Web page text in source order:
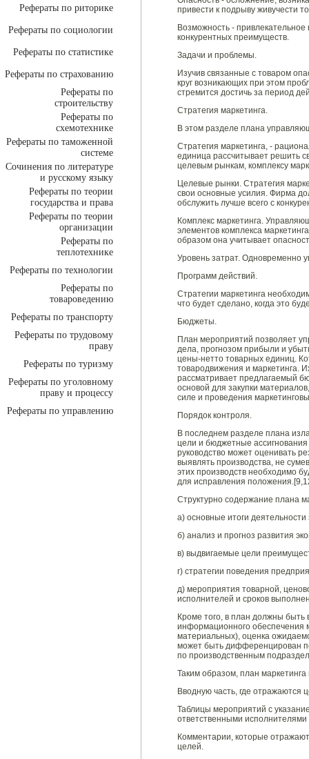
Рефераты по риторике
Рефераты по социологии
Рефераты по статистике
Рефераты по страхованию
Рефераты по
строительству
Рефераты по
схемотехнике
Рефераты по таможенной
системе
Сочинения по литературе
и русскому языку
Рефераты по теории
государства и права
Рефераты по теории
организации
Рефераты по
теплотехнике
Рефераты по технологии
Рефераты по
товароведению
Рефераты по транспорту
Рефераты по трудовому
праву
Рефераты по туризму
Рефераты по уголовному
праву и процессу
Рефераты по управлению
привести к подрыву живучести
Возможность -
конкурентных преимуществ.
Задачи и проблемы.
Изучив связанные с товаром
круг возникающих при этом
стремится достичь за период
Стратегия маркетинга.
В этом разделе плана
Стратегия маркетинга, -
единица рассчитывает решить
целевым рынкам, комплексу
Целевые рынки. Стратегия
свои основные усилия. Фирма
обслужить лучше всего с
Комплекс маркетинга.
элементов комплекса
образом она учитывает
Уровень затрат. Одновременно
Программ действий.
Стратегии маркетинга
что будет сделано, когда это
Бюджеты.
План мероприятий позволяет
дела, прогнозом прибыли и
цены-нетто товарных единиц.
товародвижения и маркетинга.
рассматривает предлагаемый
основой для закупки
силе и проведения
Порядок контроля.
В последнем разделе плана
цели и бюджетные
руководство может оценивать
выявлять производства, не
этих производств необходимо
для исправления
Структурно содержание плана
а) основные итоги
б) анализ и прогноз развития
в) выдвигаемые цели
г) стратегии поведения
д) мероприятия товарной,
исполнителей и сроков
Кроме того, в план должны
информационного обеспечения
материальных), оценка
может быть дифференцирован
по производственным
Таким образом, план маркетинга
Вводную часть, где отражаются
Таблицы мероприятий с
ответственными
Комментарии, которые
целей.